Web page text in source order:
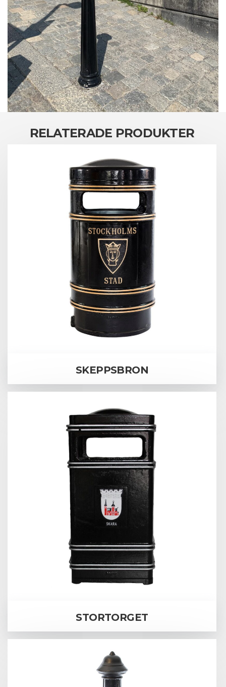
RELATERADE PRODUKTER
SKEPPSBRON
STORTORGET